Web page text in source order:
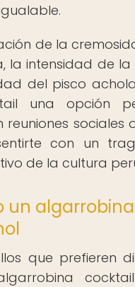
de la
la intensidad de
del pisco
una opción
reuniones sociales
con un
de la cultura
un
que prefieren